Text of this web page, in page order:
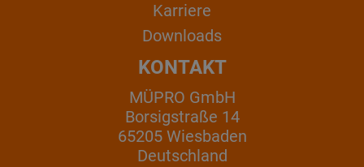
Karriere
Downloads
KONTAKT
MÜPRO GmbH
Borsigstraße 14
65205 Wiesbaden
Deutschland